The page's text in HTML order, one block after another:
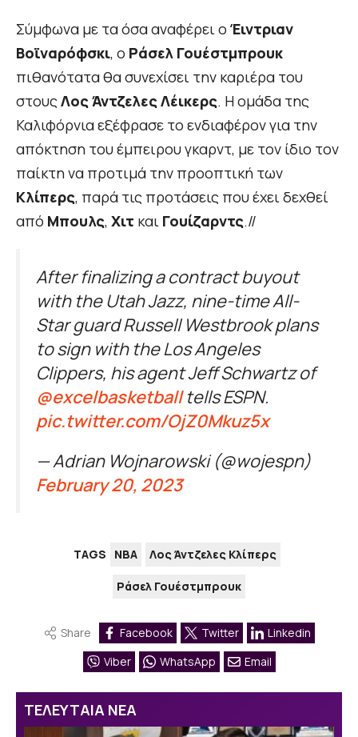
Σύμφωνα με τα όσα αναφέρει ο Έιντριαν
Βοϊναρόφσκι, ο Ράσελ Γουέστμπρουκ
πιθανότατα θα συνεχίσει την καριέρα του
στουςΛος Άντζελες Λέικερς. Η ομάδα της
Καλιφόρνια εξέφρασε το ενδιαφέρον για την
απόκτηση του έμπειρου γκαρντ, με τον ίδιο τον
παίκτη να προτιμά την προοπτική των
Κλίπερς, παρά τις προτάσεις που έχει δεχθεί
από Μπουλς, Χιτ και Γουίζαρντς.//
After finalizing a contract buyout
with the Utah Jazz, nine-time All-
Star guard Russell Westbrook plans
to sign with the Los Angeles
Clippers, his agent Jeff Schwartz of
@excelbasketballtells ESPN.
pic.twitter.com/OjZ0Mkuz5x
— Adrian Wojnarowski (@wojespn)
February 20, 2023
TAGS NBA Λος Άντζελες Κλίπερς
Ράσελ Γουέστμπρουκ
Share Facebook Twitter
Linkedin
Viber
WhatsApp Email
ΤΕΛΕΥΤΑΙΑ ΝΕΑ